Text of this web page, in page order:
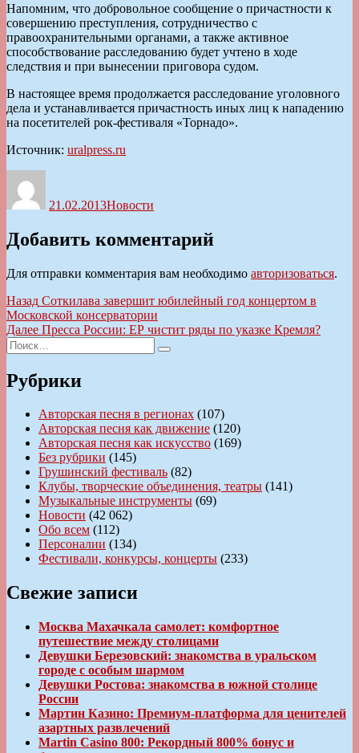
Напомним, что добровольное сообщение о причастности к
совершению преступления, сотрудничество с
правоохранительными органами, а также активное
способствование расследованию будет учтено в ходе
следствия и при вынесении приговора судом.
В настоящее время продолжается расследование уголовного
дела и устанавливается причастность иных лиц к нападению
на посетителей рок-фестиваля «Торнадо».
Источник: uralpress.ru
21.02.2013Новости
Добавить комментарий
Для отправки комментария вам необходимо авторизоваться.
Навигация
по
записям
Назад Предыдущая
запись:
Соткилава завершит юбилейный год концертом в
Московской консерватории
Далее Следующая
Пресса России: ЕР чистит ряды по указке Кремля?
Искать:
Поиск
Рубрики
Авторская песня в регионах (107)
Авторская песня как движение (120)
Авторская песня как искусство (169)
Без рубрики (145)
Грушинский фестиваль (82)
Клубы, творческие объединения, театры (141)
Музыкальные инструменты (69)
Новости (42 062)
Обо всем (112)
Персоналии (134)
Фестивали, конкурсы, концерты (233)
Свежие записи
Москва Махачкала самолет: комфортное
путешествие между столицами
Девушки Березовский: знакомства в уральском
городе с особым шармом
Девушки Ростова: знакомства в южной столице
России
Мартин Казино: Премиум-платформа для ценителей
азартных развлечений
Martin Casino 800: Рекордный 800% бонус и